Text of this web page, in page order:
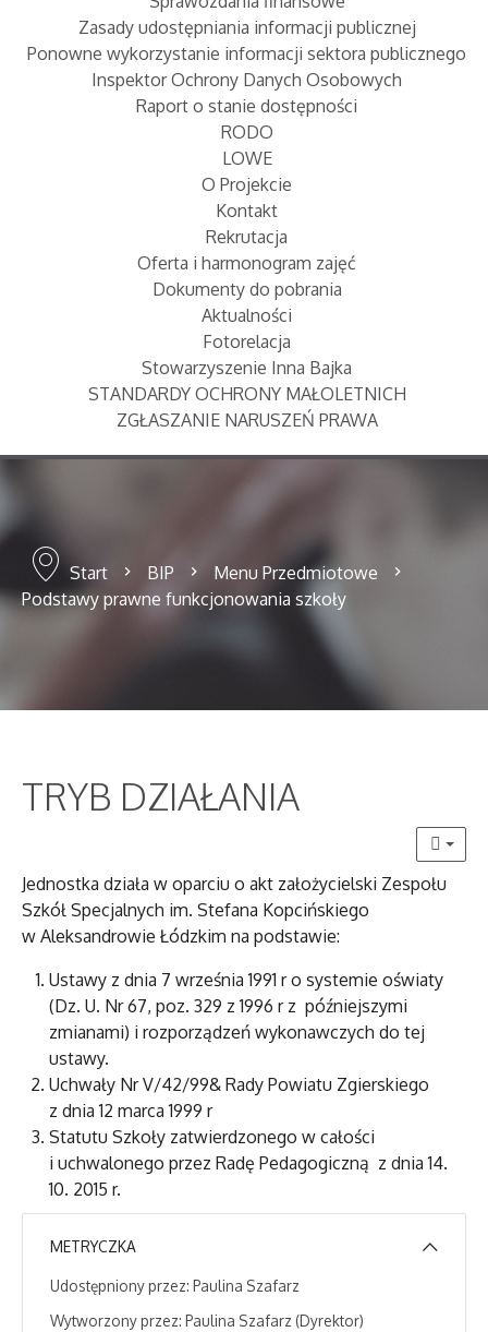
Zasady udostępniania informacji publicznej
Ponowne wykorzystanie informacji sektora publicznego
Inspektor Ochrony Danych Osobowych
Raport o stanie dostępności
RODO
LOWE
O Projekcie
Kontakt
Rekrutacja
Oferta i harmonogram zajęć
Dokumenty do pobrania
Aktualności
Fotorelacja
Stowarzyszenie Inna Bajka
STANDARDY OCHRONY MAŁOLETNICH
ZGŁASZANIE NARUSZEŃ PRAWA
Start BIP
Menu Przedmiotowe
Podstawy prawne funkcjonowania szkoły
TRYB DZIAŁANIA
Jednostka działa w oparciu o akt założycielski Zespołu
Szkół Specjalnych im. Stefana Kopcińskiego
w Aleksandrowie Łódzkim na podstawie:
Ustawy z dnia 7 września 1991 r o systemie oświaty
(Dz. U. Nr 67, poz. 329 z 1996 r z późniejszymi
zmianami) i rozporządzeń wykonawczych do tej
ustawy.
Uchwały Nr V/42/99& Rady Powiatu Zgierskiego
z dnia 12 marca 1999 r
Statutu Szkoły zatwierdzonego w całości
i uchwalonego przez Radę Pedagogiczną z dnia 14.
10. 2015 r.
METRYCZKA
Udostępniony przez: Paulina Szafarz
Wytworzony przez: Paulina Szafarz (Dyrektor)